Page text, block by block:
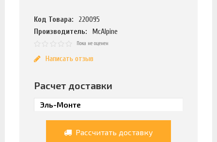
Код Товара:
220095
Производитель:
McAlpine
Пока не оценен
Написать отзыв
Расчет доставки
Рассчитать доставку